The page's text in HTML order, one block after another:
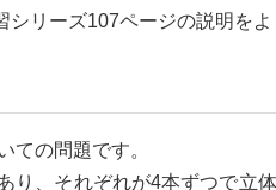
リーズ107ページの説明をよ
の問題です。
り、それぞれが4本ずつで